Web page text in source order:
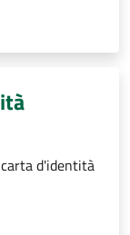
d'identità